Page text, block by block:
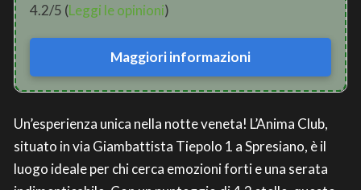
4.2/5 (Leggi le opinioni)
Maggiori informazioni
Un’esperienza unica nella notte veneta! L’Anima Club,
situato in via Giambattista Tiepolo 1 a Spresiano, è il
luogo ideale per chi cerca emozioni forti e una serata